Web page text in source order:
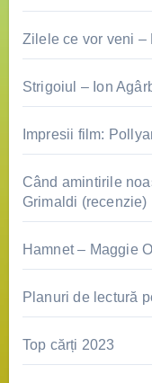
Zilele ce vor veni –
Strigoiul – Ion
Impresii film:
Când amintirile
Grimaldi (recenzie)
Hamnet – Maggie
Planuri de lectură
Top cărți 2023